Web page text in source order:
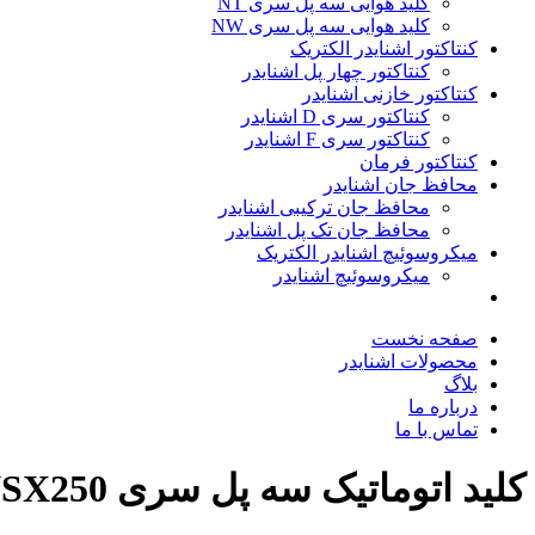
کلید هوایی سه پل سری NW
کنتاکتور اشنایدر الکتریک
کنتاکتور چهار پل اشنایدر
کنتاکتور خازنی اشنایدر
کنتاکتور سری D اشنایدر
کنتاکتور سری F اشنایدر
کنتاکتور فرمان
محافظ جان اشنایدر
محافظ جان ترکیبی اشنایدر
محافظ جان تک پل اشنایدر
میکروسوئیچ اشنایدر الکتریک
میکروسوئیچ اشنایدر
صفحه نخست
محصولات اشنایدر
بلاگ
درباره ما
تماس با ما
کلید اتوماتیک سه پل سری NSX250